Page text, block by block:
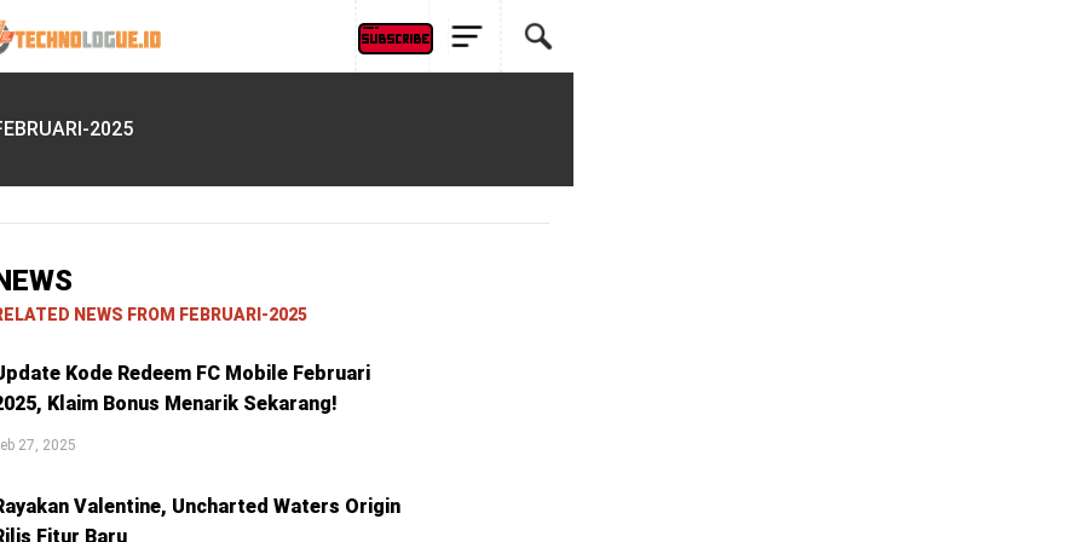
2025
NEWS FROM FEBRUARI-2025
Kode Redeem FC Mobile Februari
Klaim Bonus Menarik Sekarang!
27, 2025
Valentine, Uncharted Waters Origin
Fitur Baru